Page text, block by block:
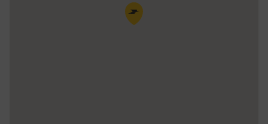
Pin de la carte